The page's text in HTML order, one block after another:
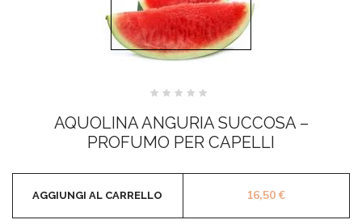
su
5
AQUOLINA ANGURIA SUCCOSA –
PROFUMO PER CAPELLI
16,50€
AGGIUNGI AL CARRELLO